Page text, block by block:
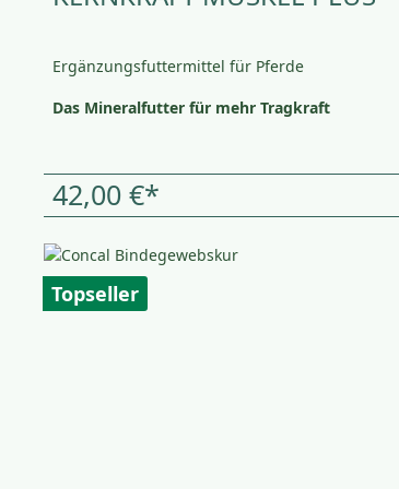
Ergänzungsfuttermittel für Pferde
Das Mineralfutter für mehr Tragkraft
42,00 €*
Topseller